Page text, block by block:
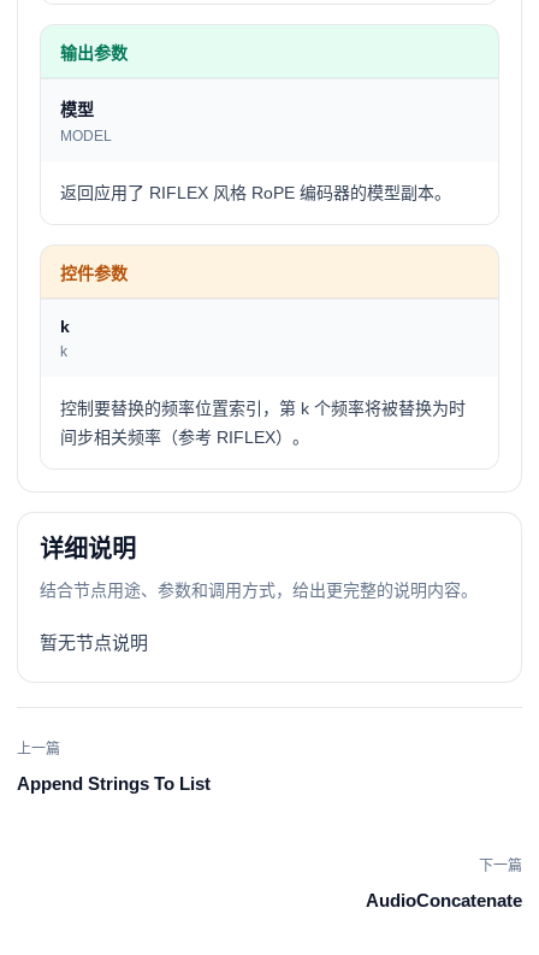
输出参数
模型
MODEL
返回应用了 RIFLEX 风格 RoPE 编码器的模型副本。
控件参数
k
k
控制要替换的频率位置索引，第 k 个频率将被替换为时
间步相关频率（参考 RIFLEX）。
详细说明
结合节点用途、参数和调用方式，给出更完整的说明内容。
暂无节点说明
上一篇
Append Strings To List
下一篇
AudioConcatenate